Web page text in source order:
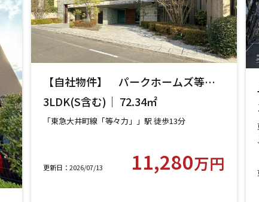
【自社物件】 パークホームズ等々
力レジデンススクエア 208号室 【世
田谷区中町】
3LDK(S含む)｜ 72.34㎡
「東急大井町線「等々力」」駅 徒歩13分
更新日：2026/07/13 11,280万円